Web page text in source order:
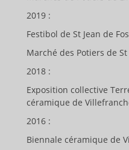
2019 :
Festibol de St Jean de
Marché des Potiers de
2018 :
Exposition collective
céramique de
2016 :
Biennale céramique de